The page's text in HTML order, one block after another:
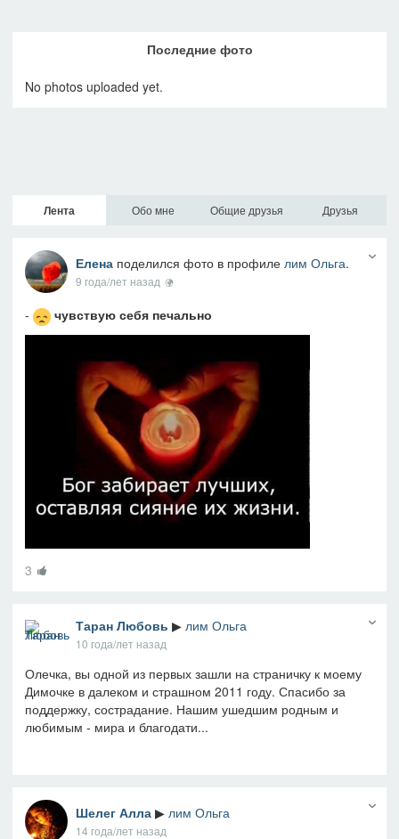
Последние фото
No photos uploaded yet.
Лента Обо мне Общие друзья Друзья
Еленаподелился фото в профиле лим Ольга.
9 года/лет назад
- чувствую себя печально
3
Таран Любовь ▶ лим Ольга
10 года/лет назад
Олечка, вы одной из первых зашли на страничку к моему
Димочке в далеком и страшном 2011 году. Спасибо за
поддержку, сострадание. Нашим ушедшим родным и
любимым - мира и благодати...
Шелег Алла ▶ лим Ольга
14 года/лет назад